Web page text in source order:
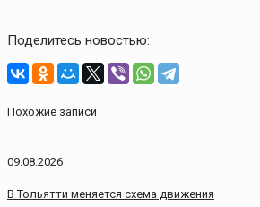
Поделитесь новостью:
Похожие записи
09.08.2026
В Тольятти меняется схема движения